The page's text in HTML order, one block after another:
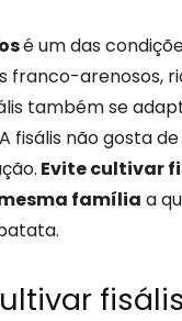
é um das
franco-arenosos,
também se
fisális não gosta
Evite cultivar
família a